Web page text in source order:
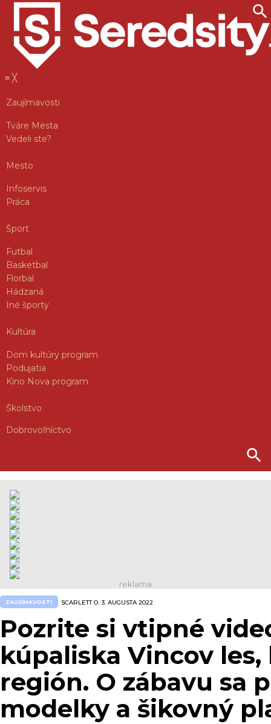
≡ ╳
Zaujímavosti
Tváre Mesta
Vedeli ste?
Mesto
Infoservis
Práca
Šport
Futbal
Basketbal
Florbal
Hádzaná
Iné športy
Kultúra
Dom kultúry program
Podujatia
Kino Nova program
Školstvo
Dobrovoľníctvo
ZAUJÍMAVOSTI SCARLETT O. 3. AUGUSTA 2022
Pozrite si vtipné
kúpaliska Vincov
región. O zábavu sa
modelky a šikovný